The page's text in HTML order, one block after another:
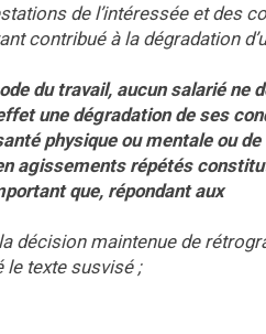
de l’intéressée et des
contribué à la dégradation
du travail, aucun salarié ne
une dégradation de ses
physique ou mentale ou de
agissements répétés
que, répondant aux
décision maintenue de
le texte susvisé ;